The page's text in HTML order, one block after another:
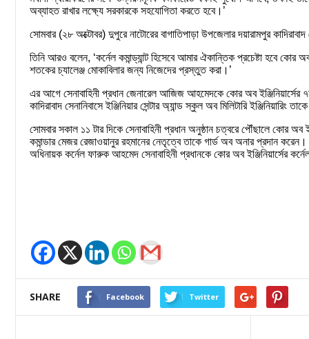
অব্যাহত রাখার লক্ষ্যে সরকারকে সহযোগিতা করতে হবে।’
সোমবার (২৮ অক্টোবর) দুপুরে নাটোরের বাগাতিপাড়া উপজেলার দয়ারামপুর
তিনি আরও বলেন, ‘কর্নেল কমান্ড্যান্ট হিসেবে আমার ঐকান্তিক প্রচেষ্টা হবে কোর
শতকের চ্যালেঞ্জ মোকাবিলার জন্য নিজেদের প্রস্তুত করা।’
এর আগে সেনাবাহিনী প্রধান জেনারেল আজিজ আহমেদকে কোর অব ইঞ্জিনিয়ার্সের
কাদিরাবাদ সেনানিবাসে ইঞ্জিনিয়ার সেন্টার অ্যান্ড স্কুল অব মিলিটারি ইঞ্জিনিয়ারিং
সোমবার সকাল ১১ টার দিকে সেনাবাহিনী প্রধান অনুষ্ঠান চত্বরে পৌঁছালে কোর অব
কমান্ডার মেজর রেজাওয়ানুর রহমানের নেতৃত্বে তাকে গার্ড অব অনার প্রদান করেন।
অধিনায়ক কর্নেল ফারুক আহমেদ সেনাবাহিনী প্রধানকে কোর অব ইঞ্জিনিয়ার্সের
SHARE Facebook Twitter